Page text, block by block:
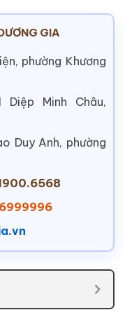
GIA
phường Khương
Diệp Minh Châu,
Duy Anh, phường